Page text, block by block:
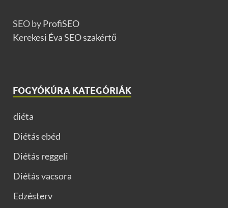
SEO byProfiSEO
Kerekesi Éva SEO szakértő
FOGYÓKÚRA KATEGÓRIÁK
diéta
Diétás ebéd
Diétás reggeli
Diétás vacsora
Edzésterv